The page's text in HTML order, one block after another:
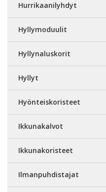
Hurrikaanilyhdyt
Hyllymoduulit
Hyllynaluskorit
Hyllyt
Hyönteiskoristeet
Ikkunakalvot
Ikkunakoristeet
Ilmanpuhdistajat